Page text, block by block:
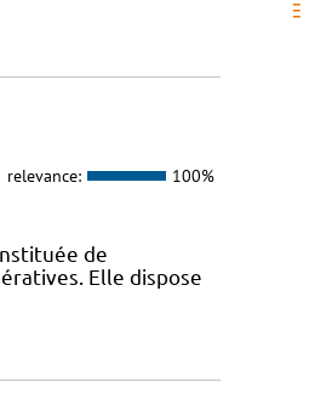
relevance: 100%
de
Elle dispose